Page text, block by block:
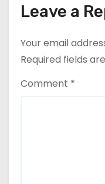
n
Leave a
Your email
Required fields
Comment *